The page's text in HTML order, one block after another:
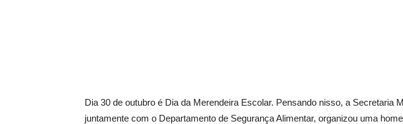
Dia 30 de outubro é Dia da Merendeira Escolar. Pensando nisso, a Secretaria
juntamente com o Departamento de Segurança Alimentar, organizou uma